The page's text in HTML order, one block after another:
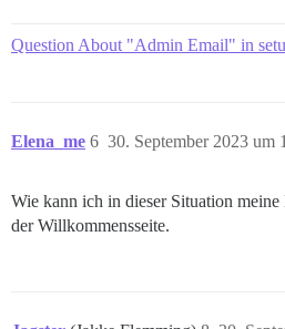
Question About "Admin Email" in
Elena_me 30. September 2023 um
6
Wie kann ich in dieser Situation
der Willkommensseite.